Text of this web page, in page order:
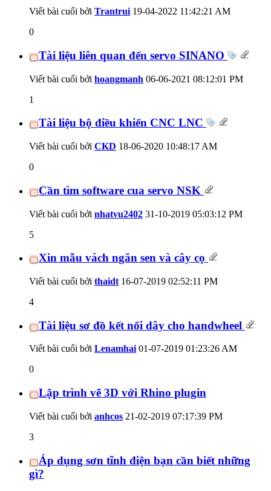
Viết bài cuối bởi Trantrui 19-04-2022 11:42:21 AM
0
Tài liệu liên quan đến servo SINANO
Viết bài cuối bởi hoangmanh 06-06-2021 08:12:01 PM
1
Tài liệu bộ điều khiển CNC LNC
Viết bài cuối bởi CKD 18-06-2020 10:48:17 AM
0
Cần tìm software cua servo NSK
Viết bài cuối bởi nhatvu2402 31-10-2019 05:03:12 PM
5
Xin mẫu vách ngăn sen và cây cọ
Viết bài cuối bởi thaidt 16-07-2019 02:52:11 PM
4
Tài liệu sơ đồ kết nối dây cho handwheel
Viết bài cuối bởi Lenamhai01-07-2019 01:23:26 AM
0
Lập trình vẽ 3D với Rhino plugin
Viết bài cuối bởi anhcos 21-02-2019 07:17:39 PM
3
Áp dụng sơn tĩnh điện bạn cần biết những
gì?